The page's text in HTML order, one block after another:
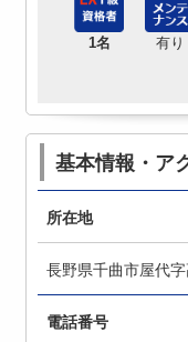
1名 有り
基本情報・ア
所在地
長野県千曲市屋代
電話番号